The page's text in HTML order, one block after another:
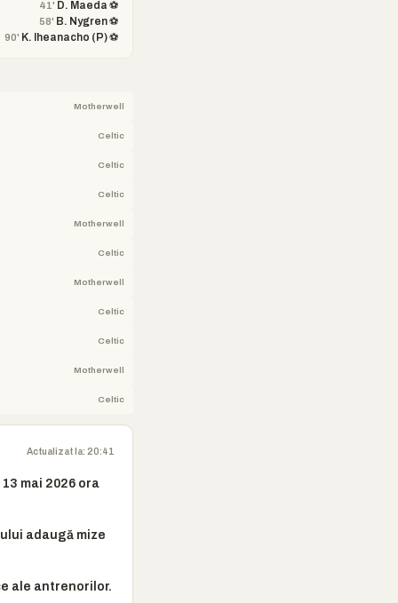
41' D. Maeda ⚽
58' B. Nygren ⚽
90' K. Iheanacho (P) ⚽
Motherwell
Celtic
Celtic
Celtic
Motherwell
Celtic
Motherwell
Celtic
Celtic
Motherwell
Celtic
Actualizat la: 20:41
mai 2026 ora
adaugă mize
ale antrenorilor.